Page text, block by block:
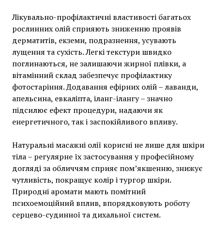
Лікувально-профілактичні властивості багатьох
рослинних олій сприяють зниженню проявів
дерматитів, екземи, подразнення, усувають
лущення та сухість. Легкі текстури швидко
поглинаються, не залишаючи жирної плівки, а
вітамінний склад забезпечує профілактику
фотостаріння. Додавання ефірних олій – лаванди,
апельсина, евкаліпта, іланг-ілангу – значно
підсилює ефект процедури, надаючи як
енергетичного, так і заспокійливого впливу.
Натуральні масажні олії корисні не лише для шкіри
тіла – регулярне їх застосування у професійному
догляді за обличчям сприяє пом’якшенню, знижує
чутливість, покращує колір і тургор шкіри.
Природні аромати мають помітний
психоемоційний вплив, впорядковують роботу
серцево-судинної та дихальної систем.